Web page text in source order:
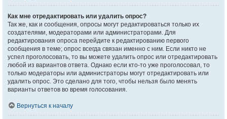
Как мне отредактировать или удалить опрос?
Так же, как и сообщения, опросы могут редактироваться только их
создателями, модераторами или администраторами. Для
редактирования опроса перейдите к редактированию первого
сообщения в теме; опрос всегда связан именно с ним. Если никто не
успел проголосовать, то вы можете удалить опрос или отредактировать
любой из вариантов ответа. Однако если кто-то уже проголосовал, то
только модераторы или администраторы могут отредактировать или
удалить опрос. Это сделано для того, чтобы нельзя было менять
варианты ответов во время голосования.
Вернуться к началу